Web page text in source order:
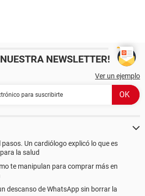
NEWSLETTER!
Ver un ejemplo
pasos. Un cardiólogo explicó lo que es
la salud
te manipulan para comprar más en
descanso de WhatsApp sin borrar la